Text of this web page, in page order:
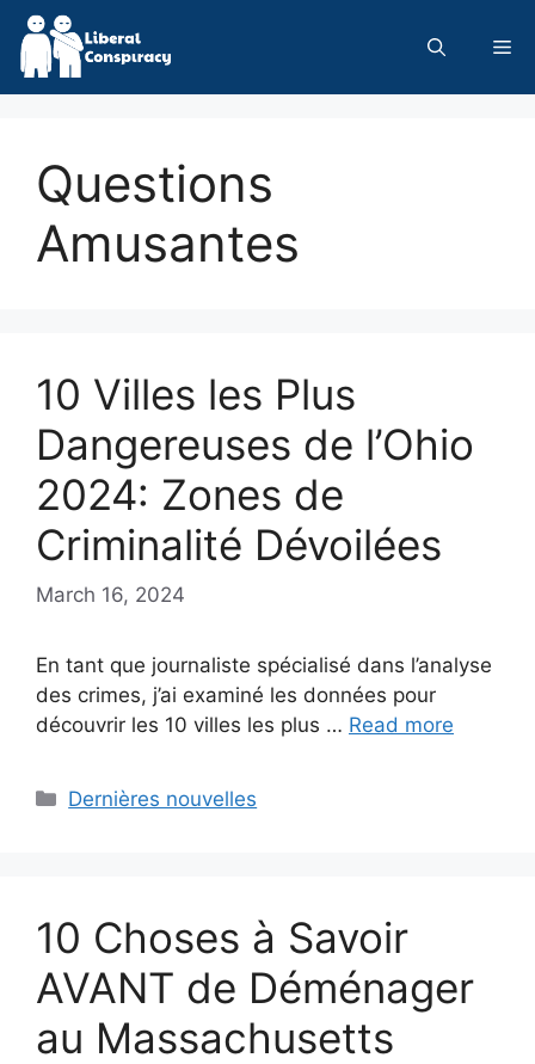
Skip
content
Questions
Amusantes
10 Villes les Plus
Dangereuses de l’Ohio
2024: Zones de
Criminalité Dévoilées
March 16, 2024
En tant que journaliste spécialisé dans l’analyse
des crimes, j’ai examiné les données pour
découvrir les 10 villes les plus … Read more
Categories
Dernières nouvelles
10 Choses à Savoir
AVANT de Déménager
au Massachusetts